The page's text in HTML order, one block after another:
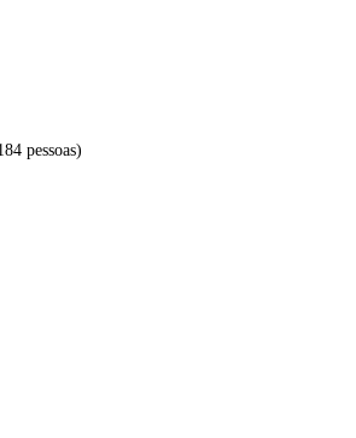
pessoas)